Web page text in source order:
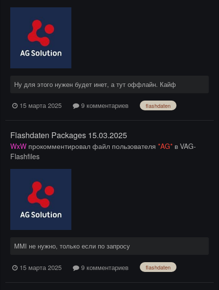
Ну для этого нужен будет инет, а тут оффлайн. Кайф
15 марта 2025 9 комментариев flashdaten
Flashdaten Packages 15.03.2025
WxW прокомментировал файл пользователя *AG* в VAG-
Flashfiles
MMI не нужно, только если по запросу
15 марта 2025 9 комментариев flashdaten